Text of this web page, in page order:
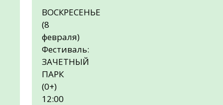
ВОСКРЕСЕНЬЕ
(8
февраля)
Фестиваль:
ЗАЧЕТНЫЙ
ПАРК
(0+)
12:00